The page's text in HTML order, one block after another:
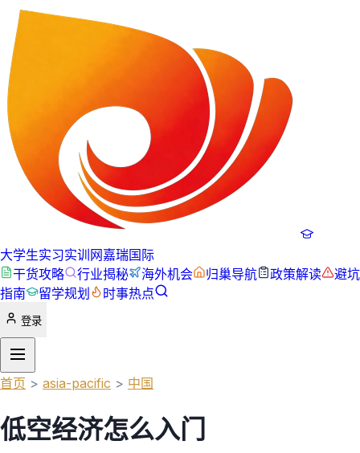
大学生实习实训网嘉瑞国际
干货攻略
行业揭秘 海外机会 归巢导航 政策解读
避坑
指南
留学规划 时事热点
登录
首页 > asia-pacific > 中国
低空经济怎么入门